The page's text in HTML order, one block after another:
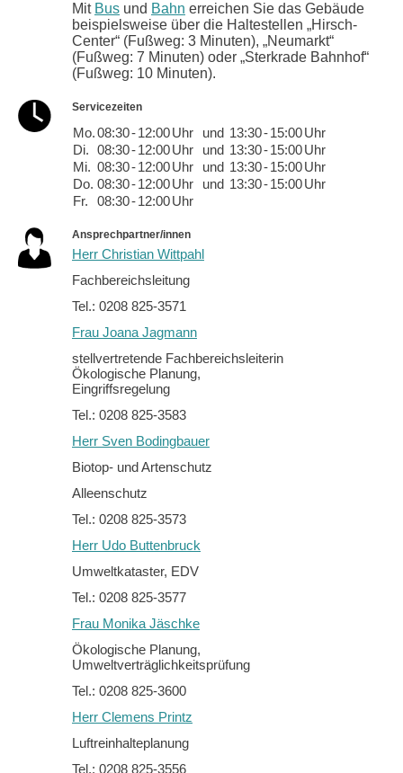
Mit Bus und Bahn erreichen Sie das Gebäude
beispielsweise über die Haltestellen „Hirsch-
Center“ (Fußweg: 3 Minuten), „Neumarkt“
(Fußweg: 7 Minuten) oder „Sterkrade Bahnhof“
(Fußweg: 10 Minuten).
Servicezeiten
Mo.08:30-12:00Uhr und 13:30-15:00Uhr
Di. 08:30-12:00Uhr und 13:30-15:00Uhr
Mi. 08:30-12:00Uhr und 13:30-15:00Uhr
Do. 08:30-12:00Uhr und 13:30-15:00Uhr
Fr.
08:30-12:00Uhr
Ansprechpartner/innen
Herr Christian Wittpahl
Fachbereichsleitung
Tel.: 0208 825-3571
Frau Joana Jagmann
stellvertretende Fachbereichsleiterin
Ökologische Planung,
Eingriffsregelung
Tel.: 0208 825-3583
Herr Sven Bodingbauer
Biotop- und Artenschutz
Alleenschutz
Tel.: 0208 825-3573
Herr Udo Buttenbruck
Umweltkataster, EDV
Tel.: 0208 825-3577
Frau Monika Jäschke
Ökologische Planung,
Umweltverträglichkeitsprüfung
Tel.: 0208 825-3600
Herr Clemens Printz
Luftreinhalteplanung
Tel.: 0208 825-3556